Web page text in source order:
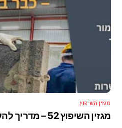
מגזין השיפוץ
מגזין השיפוץ 52 – מדריך להעסקת עובדים